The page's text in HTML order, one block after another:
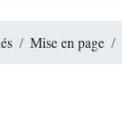
Mise en page